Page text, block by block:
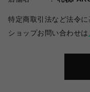
特定商取引法など法令に
ショップお問い合わせは